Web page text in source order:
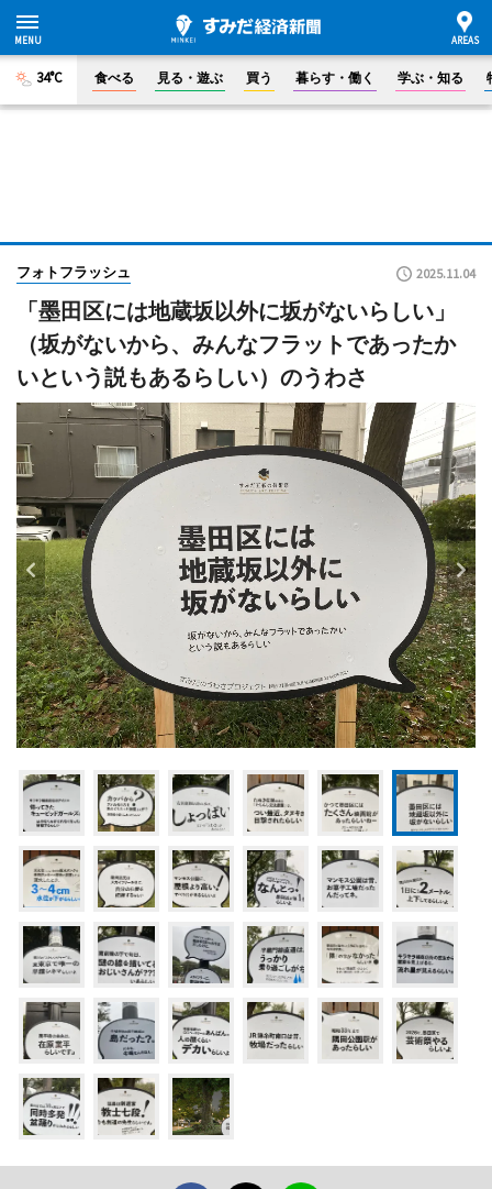
34°C 食べる 見る・遊ぶ 買う 暮らす・働く 学ぶ・知る
フォトフラッシュ 2025.11.04
「墨田区には地蔵坂以外に坂がないらしい」
（坂がないから、みんなフラットであったか
いという説もあるらしい）のうわさ